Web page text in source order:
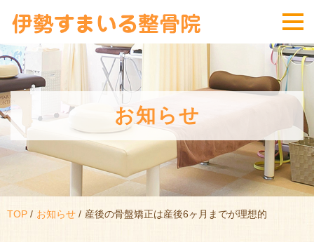
お知らせ
TOP お知らせ 産後の骨盤矯正は産後6ヶ月までが理想的